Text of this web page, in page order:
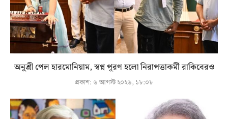
অনুশ্রী পেল হারমোনিয়াম, স্বপ্ন পূরণ হলো নিরাপত্তাকর্মী রাকিবেরও
প্রকাশ: ৬ আগস্ট ২০২৬, ১৮:০৮